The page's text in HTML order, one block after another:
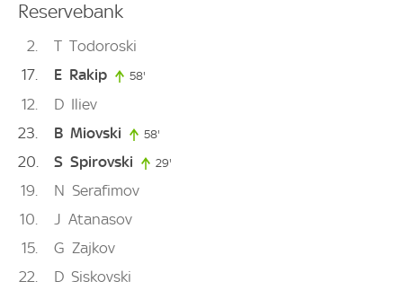
Reservebank
2 T Todoroski
17
E Rakip 58'
12 D Iliev
23
B Miovski 58'
20 S Spirovski 29'
19 N Serafimov
10
J Atanasov
15
G Zajkov
22
D Siskovski